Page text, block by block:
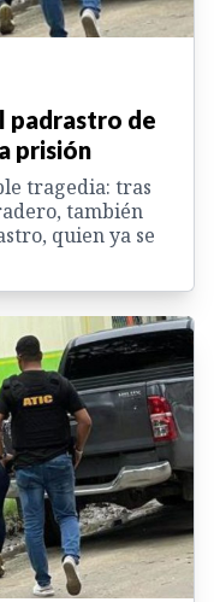
padrastro de
prisión
tragedia: tras
también
quien ya se